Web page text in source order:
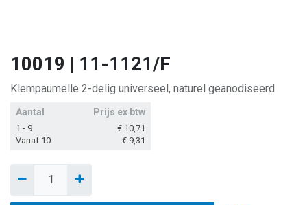
10019 | 11-1121/F
Klempaumelle 2-delig universeel, naturel geanodiseerd
Aantal Prijs ex btw
1 - 9 € 10,71
Vanaf 10
€ 9,31